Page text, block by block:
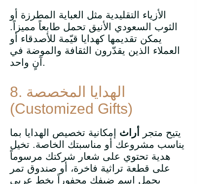
الأزياء التقليدية مثل العباية المطرزة أو
الثوب السعودي الأنيق تحمل طابعاً مميزاً.
يمكن تقديمها كهدايا قيّمة للأصدقاء أو
العملاء الذين يقدّرون الثقافة والموضة في
آنٍ واحد.
8. الهدايا المخصصة
(Customized Gifts)
يتيح متجر أراث إمكانية تخصيص الهدايا بما
يناسب مشروعك أو مناسبتك الخاصة. تخيل
هدية تحتوي على شعار شركتك مرسوماً
على قطعة تراثية فاخرة، أو صندوق تمر
يحمل اسم ضيفك محفوراً بخط عربي